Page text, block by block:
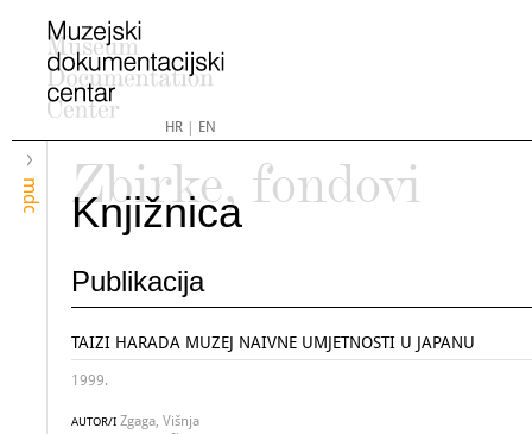
HR| EN
mdc
Zbirke, fondovi
Knjižnica
Publikacija
TAIZI HARADA MUZEJ NAIVNE UMJETNOSTI U JAPANU
1999.
AUTOR/I Zgaga, Višnja